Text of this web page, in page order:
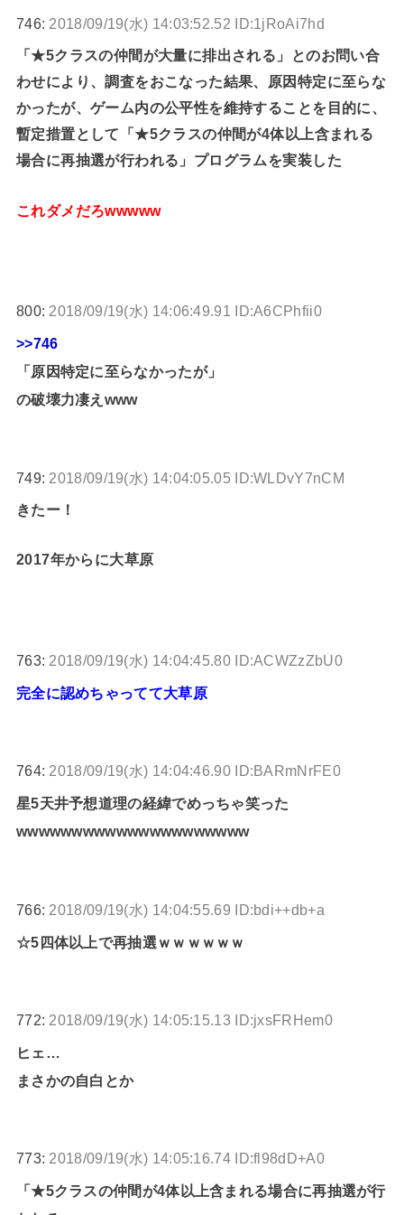
746: 2018/09/19(水) 14:03:52.52 ID:1jRoAi7hd
「★5クラスの仲間が大量に排出される」とのお問い合
わせにより、調査をおこなった結果、原因特定に至らな
かったが、ゲーム内の公平性を維持することを目的に、
暫定措置として「★5クラスの仲間が4体以上含まれる
場合に再抽選が行われる」プログラムを実装した
これダメだろwwwww
800: 2018/09/19(水) 14:06:49.91 ID:A6CPhfii0
>>746
「原因特定に至らなかったが」
の破壊力凄えwww
749: 2018/09/19(水) 14:04:05.05 ID:WLDvY7nCM
きたー！
2017年からに大草原
763: 2018/09/19(水) 14:04:45.80 ID:ACWZzZbU0
完全に認めちゃってて大草原
764: 2018/09/19(水) 14:04:46.90 ID:BARmNrFE0
星5天井予想道理の経緯でめっちゃ笑った
wwwwwwwwwwwwwwwwwwwww
766: 2018/09/19(水) 14:04:55.69 ID:bdi++db+a
☆5四体以上で再抽選ｗｗｗｗｗｗ
772: 2018/09/19(水) 14:05:15.13 ID:jxsFRHem0
ヒェ…
まさかの自白とか
773: 2018/09/19(水) 14:05:16.74 ID:fl98dD+A0
「★5クラスの仲間が4体以上含まれる場合に再抽選が行